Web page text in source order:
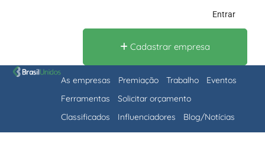
Entrar
Cadastrar empresa
As empresas Premiação Trabalho
Eventos
Ferramentas
Solicitar orçamento
Classificados
Influenciadores Blog/Notícias